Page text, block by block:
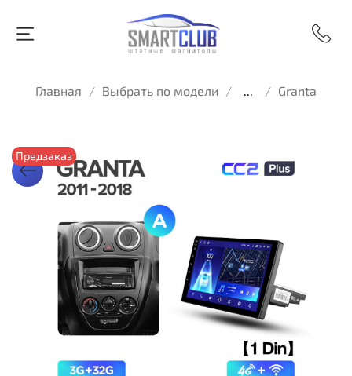
Главная Выбрать по модели ... Granta
Предзаказ